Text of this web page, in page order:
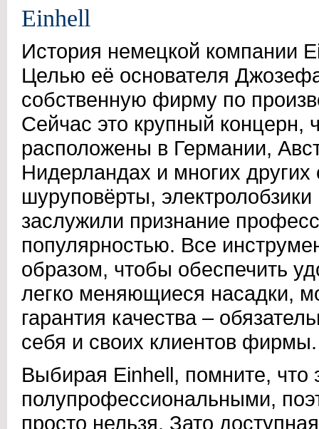
Einhell
История немецкой компании
Целью её основателя
собственную фирму по
Сейчас это крупный концерн,
расположены в Германии,
Нидерландах и многих
шуруповёрты,
заслужили признание
популярностью. Все
образом, чтобы обеспечить
легко меняющиеся насадки,
гарантия качества –
себя и своих клиентов фирмы.
Выбирая Einhell, помните, что
полупрофессиональными,
просто нельзя. Зато